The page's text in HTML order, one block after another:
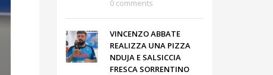
0 comments
VINCENZO ABBATE
REALIZZA UNA PIZZA
NDUJA E SALSICCIA
FRESCA SORRENTINO